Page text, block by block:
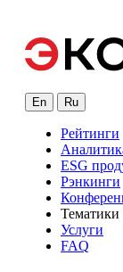
En Ru
Рейтинги
ESG
Рэнкинги
Тематики
Услуги
FAQ